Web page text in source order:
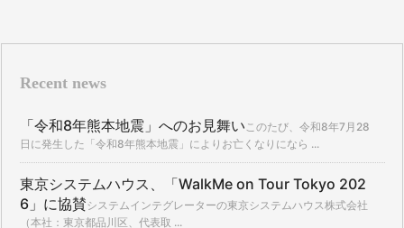
Recent news
「令和8年熊本地震」へのお見舞いこのたび、令和8年7月28
日に発生した「令和8年熊本地震」によりお亡くなりになら ...
東京システムハウス、「WalkMe on Tour Tokyo 202
6」に協賛システムインテグレーターの東京システムハウス株式会社
（本社：東京都品川区、代表取 ...